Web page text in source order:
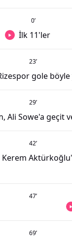
0’
İlk 11'ler
23’
gole böyle
29’
Ali Sowe'a geçit
42’
Kerem
47’
69’